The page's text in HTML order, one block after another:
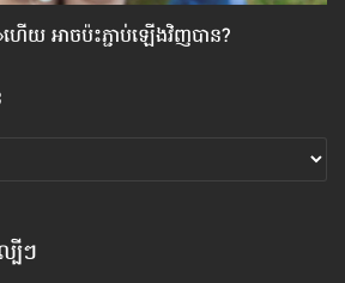
ហើយ អាច​ប៉ះ​ភ្ជាប់​ឡើង​វិញ​បាន?
បីៗ